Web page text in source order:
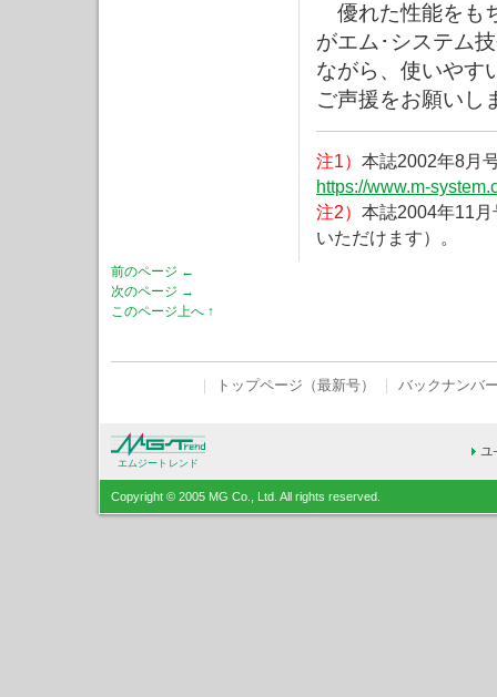
優れた性能をも
がエム･システム
ながら、使いやす
ご声援をお願いし
注1） 本誌2002年8月
https://www.m-
注2） 本誌2004年11
いただけます）。
前のページ ←
次のページ →
このページ上へ ↑
トップページ（最新号） バックナンバ
エムジートレンド
Copyright © 2005 MG Co., Ltd. All rights reserved.